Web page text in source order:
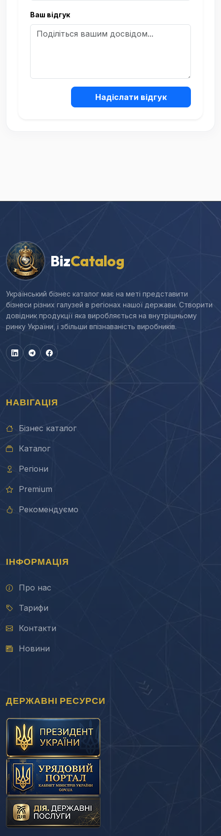
Ваш відгук
Надіслати відгук
BizCatalog
Український бізнес каталог має на меті представити
бізнеси різних галузей в регіонах нашої держави. Створити
довідник продукції яка виробляється на внутрішньому
ринку України, і збільши впізнаваність виробників.
НАВІГАЦІЯ
Бізнес каталог
Каталог
Регіони
Premium
Рекомендуємо
ІНФОРМАЦІЯ
Про нас
Тарифи
Контакти
Новини
ДЕРЖАВНІ РЕСУРСИ